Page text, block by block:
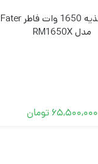
منبع تغذیه 1650 وات فاطر Fater
مدل RM1650X
65,500,000تومان